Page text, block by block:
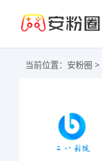
当前位置： 安粉圈 >